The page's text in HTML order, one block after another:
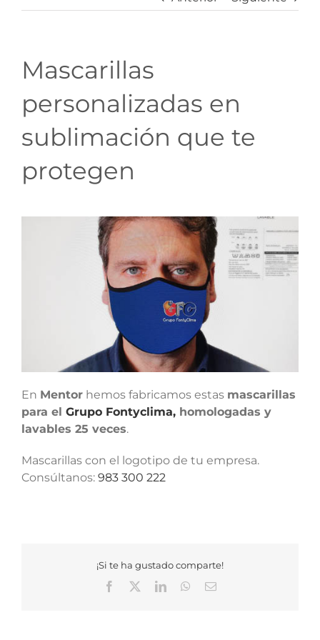
Mascarillas
personalizadas en
sublimación que te
protegen
En Mentor hemos fabricamos estas mascarillas
para el Grupo Fontyclima, homologadas y
lavables 25 veces.
Mascarillas con el logotipo de tu empresa.
Consúltanos: 983 300 222
¡Si te ha gustado comparte!
Facebook
LinkedInWhatsApp
Correo